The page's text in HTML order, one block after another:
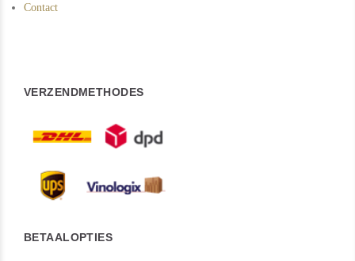
Contact
VERZENDMETHODES
BETAALOPTIES